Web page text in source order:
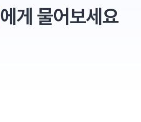
에게 물어보세요